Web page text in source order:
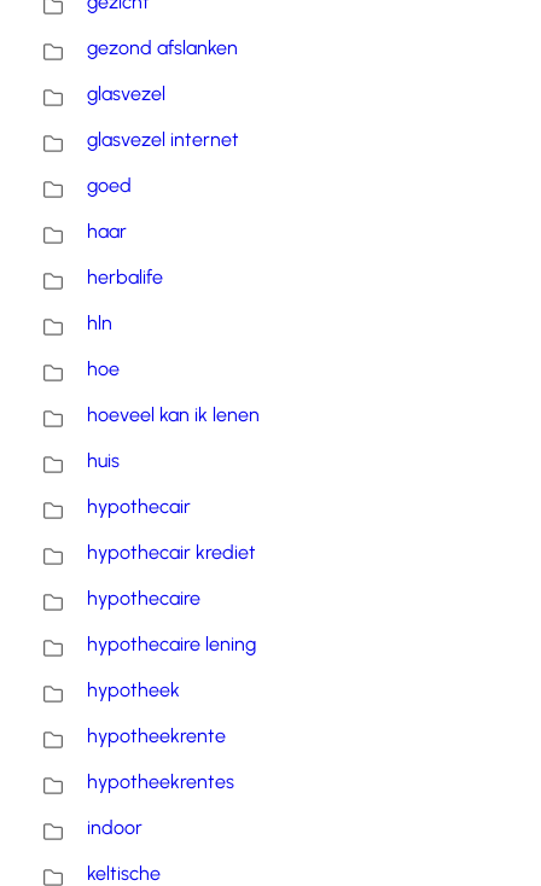
gezond afslanken
glasvezel
glasvezel internet
goed
haar
herbalife
hln
hoe
hoeveel kan ik lenen
huis
hypothecair
hypothecair krediet
hypothecaire
hypothecaire lening
hypotheek
hypotheekrente
hypotheekrentes
indoor
keltische